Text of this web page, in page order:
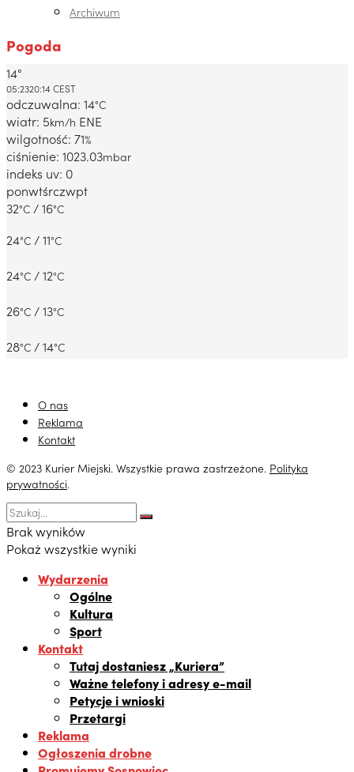
Archiwum
Pogoda
Dabrowa Gornicza, PL
14°
05:2320:14 CEST
odczuwalna: 14°C
wiatr: 5km/h ENE
wilgotność: 71%
ciśnienie: 1023.03mbar
indeks uv: 0
ponwtśrczwpt
32°C / 16°C
24°C / 11°C
24°C / 12°C
26°C / 13°C
28°C / 14°C
O nas
Reklama
Kontakt
© 2023 Kurier Miejski. Wszystkie prawa zastrzeżone. Polityka
prywatności.
Brak wyników
Pokaż wszystkie wyniki
Wydarzenia
Ogólne
Kultura
Sport
Kontakt
Tutaj dostaniesz „Kuriera”
Ważne telefony i adresy e-mail
Petycje i wnioski
Przetargi
Reklama
Ogłoszenia drobne